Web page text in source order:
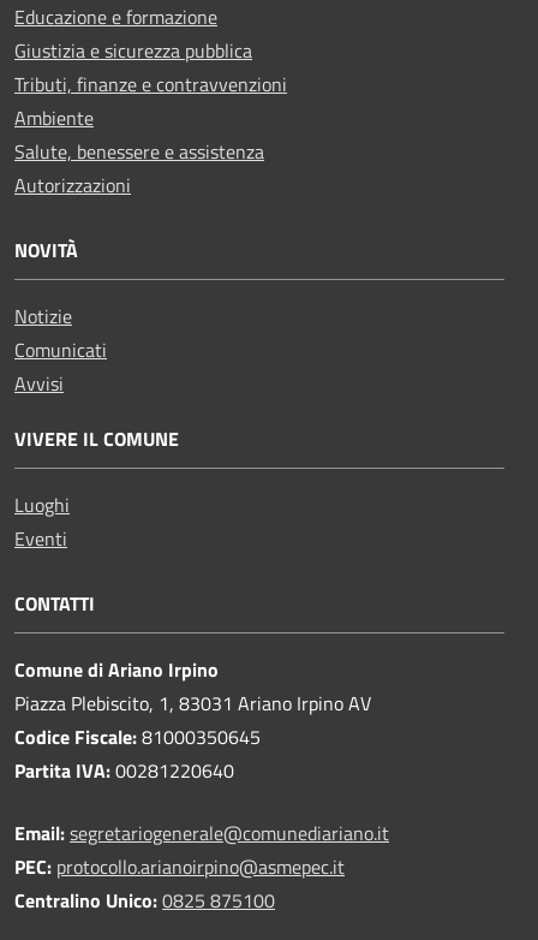
Educazione e formazione
Giustizia e sicurezza pubblica
Tributi, finanze e contravvenzioni
Ambiente
Salute, benessere e assistenza
Autorizzazioni
NOVITÀ
Notizie
Comunicati
Avvisi
VIVERE IL COMUNE
Luoghi
Eventi
CONTATTI
Comune di Ariano Irpino
Piazza Plebiscito, 1, 83031 Ariano Irpino AV
Codice Fiscale:81000350645
Partita IVA:00281220640
Email:segretariogenerale@comunediariano.it
PEC: protocollo.arianoirpino@asmepec.it
Centralino Unico:0825 875100